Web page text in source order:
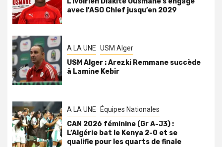
avec l’ASO Chlef jusqu’en 2029
A LA UNE USM Alger
USM Alger : Arezki Remmane succède
à Lamine Kebir
A LA UNE Équipes Nationales
CAN 2026 féminine (Gr A-J3) :
L’Algérie bat le Kenya 2-0 et se
qualifie pour les quarts de finale